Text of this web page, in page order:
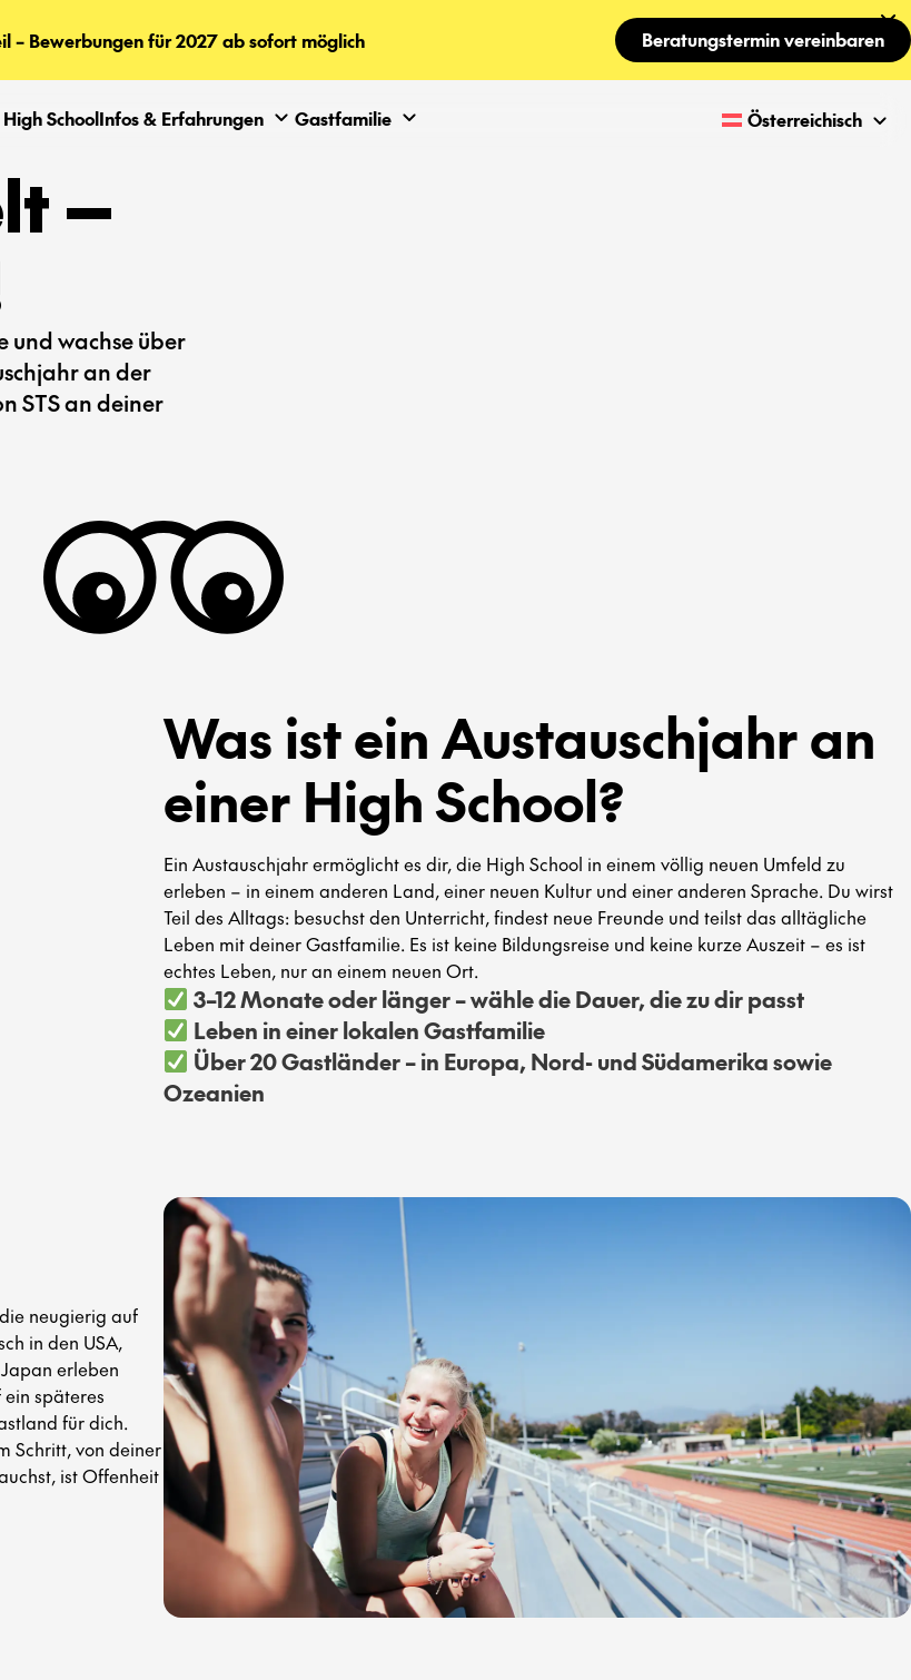
– Bewerbungen für 2027 ab sofort möglich Beratungstermin vereinbaren
High SchoolInfos & Erfahrungen Gastfamilie Österreichisch
—
und wachse über
an der
STS an deiner
Was ist ein Austauschjahr an
einer High School?
Ein Austauschjahr ermöglicht es dir, die High School in einem völlig neuen Umfeld zu
erleben – in einem anderen Land, einer neuen Kultur und einer anderen Sprache. Du wirst
Teil des Alltags: besuchst den Unterricht, findest neue Freunde und teilst das alltägliche
Leben mit deiner Gastfamilie. Es ist keine Bildungsreise und keine kurze Auszeit – es ist
echtes Leben, nur an einem neuen Ort.
3–12 Monate oder länger – wähle die Dauer, die zu dir passt
Leben in einer lokalen Gastfamilie
Über 20 Gastländer – in Europa, Nord- und Südamerika sowie
Ozeanien
neugierig auf
in den USA,
erleben
späteres
für dich.
Schritt, von deiner
ist Offenheit